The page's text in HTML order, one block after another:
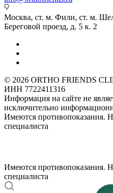
Москва, ст. м. Фили, ст. м.
Береговой проезд, д. 5 к. 2
© 2026 ORTHO FRIENDS
ИНН 7722411316
Информация на сайте не
исключительно
Имеются противопоказания.
специалиста
Имеются противопоказания.
специалиста